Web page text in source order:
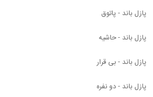
پازل باند - پاتوق
پازل باند - حاشیه
پازل باند - بی قرار
پازل باند - دو نفره